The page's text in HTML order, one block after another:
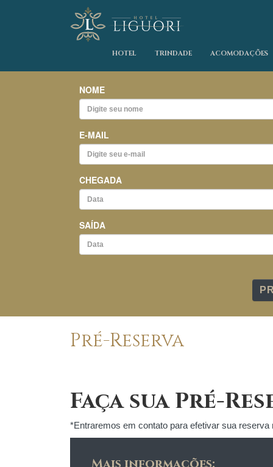
HOTEL TRINDADE ACOMODAÇÕES
NOME
E-MAIL
CHEGADA
SAÍDA
Pré-Reserva
Faça sua Pré-
*Entraremos em contato para efetivar sua reserva
Mais informações: